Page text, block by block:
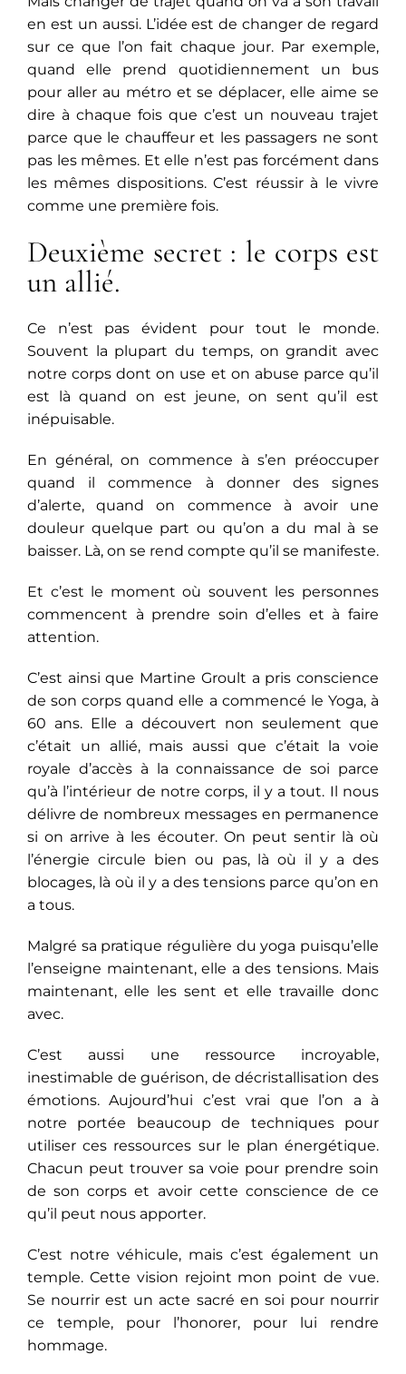
en est un aussi. L’idée est de changer de regard
sur ce que l’on fait chaque jour. Par exemple,
quand elle prend quotidiennement un bus
pour aller au métro et se déplacer, elle aime se
dire à chaque fois que c’est un nouveau trajet
parce que le chauffeur et les passagers ne sont
pas les mêmes. Et elle n’est pas forcément dans
les mêmes dispositions. C’est réussir à le vivre
comme une première fois.
Deuxième secret : le corps est
un allié.
Ce n’est pas évident pour tout le monde.
Souvent la plupart du temps, on grandit avec
notre corps dont on use et on abuse parce qu’il
est là quand on est jeune, on sent qu’il est
inépuisable.
En général, on commence à s’en préoccuper
quand il commence à donner des signes
d’alerte, quand on commence à avoir une
douleur quelque part ou qu’on a du mal à se
baisser. Là, on se rend compte qu’il se manifeste.
Et c’est le moment où souvent les personnes
commencent à prendre soin d’elles et à faire
attention.
C’est ainsi que Martine Groult a pris conscience
de son corps quand elle a commencé le Yoga, à
60 ans. Elle a découvert non seulement que
c’était un allié, mais aussi que c’était la voie
royale d’accès à la connaissance de soi parce
qu’à l’intérieur de notre corps, il y a tout. Il nous
délivre de nombreux messages en permanence
si on arrive à les écouter. On peut sentir là où
l’énergie circule bien ou pas, là où il y a des
blocages, là où il y a des tensions parce qu’on en
a tous.
Malgré sa pratique régulière du yoga puisqu’elle
l’enseigne maintenant, elle a des tensions. Mais
maintenant, elle les sent et elle travaille donc
avec.
C’est aussi une ressource incroyable,
inestimable de guérison, de décristallisation des
émotions. Aujourd’hui c’est vrai que l’on a à
notre portée beaucoup de techniques pour
utiliser ces ressources sur le plan énergétique.
Chacun peut trouver sa voie pour prendre soin
de son corps et avoir cette conscience de ce
qu’il peut nous apporter.
C’est notre véhicule, mais c’est également un
temple. Cette vision rejoint mon point de vue.
Se nourrir est un acte sacré en soi pour nourrir
ce temple, pour l’honorer, pour lui rendre
hommage.